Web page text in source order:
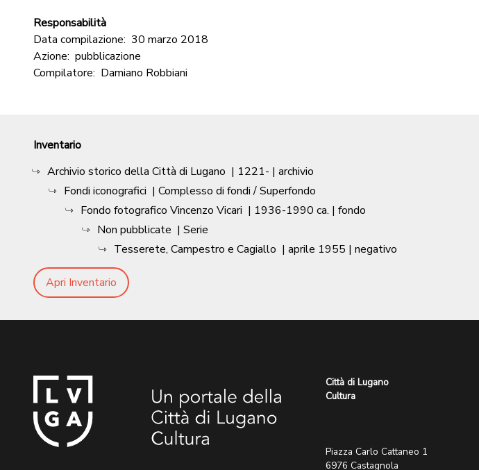
Responsabilità
Data compilazione: 30 marzo 2018
Azione: pubblicazione
Compilatore: Damiano Robbiani
Inventario
Archivio storico della Città di Lugano | 1221- | archivio
Fondi iconografici | Complesso di fondi / Superfondo
Fondo fotografico Vincenzo Vicari | 1936-1990 ca. | fondo
Non pubblicate | Serie
Tesserete, Campestro e Cagiallo | aprile 1955 | negativo
Apri Inventario
Città di Lugano
Cultura
Piazza Carlo Cattaneo 1
6976 Castagnola